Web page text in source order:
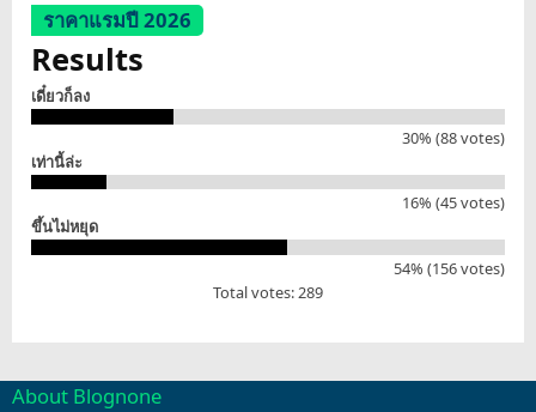
ราคาแรมปี 2026
Results
เดี๋ยวก็ลง
30% (88 votes)
เท่านี้ล่ะ
16% (45 votes)
ขึ้นไม่หยุด
54% (156 votes)
Total votes: 289
About Blognone